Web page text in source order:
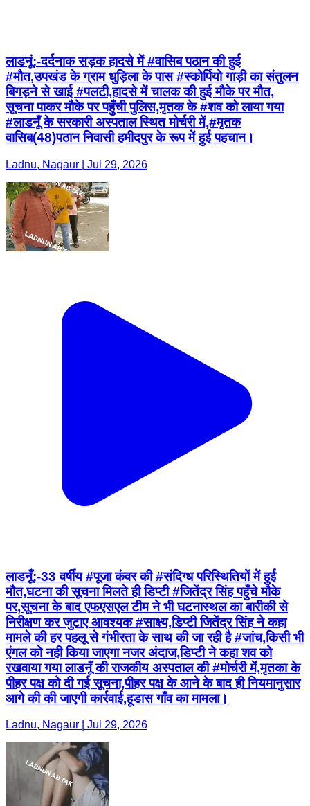
लाडनूं:-दर्दनाक सड़क हादसे में #वासिब पठान की हुई
#मौत,उपखंड के ग्राम धुड़िला के पास #स्कोर्पियो गाड़ी का संतुलन
बिगड़ने से खाई #पलटी,हादसे में चालक की हुई मौके पर मौत,
सूचना पाकर मौके पर पहुँची पुलिस,मृतक के #शव को लाया गया
#लाडनूँ के सरकारी अस्पताल स्थित मोर्चरी में,#मृतक
वासिब(48)पठान निवासी हमीदपुर के रूप में हुई पहचान।
Ladnu, Nagaur | Jul 29, 2026
लाडनूँ:-33 वर्षीय #पूजा कंवर की #संदिग्ध परिस्थितियों में हुई
मौत,घटना की सूचना मिलते ही डिप्टी #जितेंद्र सिंह पहुँचे मौके
पर,सूचना के बाद एफएसएल टीम ने भी घटनास्थल का बारीकी से
निरीक्षण कर जुटाए आवश्यक #साक्ष्य,डिप्टी जितेंद्र सिंह ने कहा
मामले की हर पहलू से गंभीरता के साथ की जा रही है #जांच,किसी भी
एंगल को नही किया जाएगा नजर अंदाज,डिप्टी ने कहा शव को
रखवाया गया लाडनूँ की राजकीय अस्पताल की #मोर्चरी में,मृतका के
पीहर पक्ष को दी गई सूचना,पीहर पक्ष के आने के बाद ही नियमानुसार
आगे की की जाएगी कार्रवाई,हूडास गाँव का मामला।
Ladnu, Nagaur | Jul 29, 2026